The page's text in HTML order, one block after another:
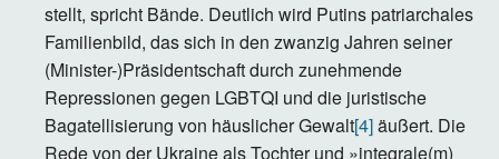
stellt, spricht Bände. Deutlich wird Putins patriarchales
Familienbild, das sich in den zwanzig Jahren seiner
(Minister-)Präsidentschaft durch zunehmende
Repressionen gegen LGBTQI und die juristische
Bagatellisierung von häuslicher Gewalt[4]äußert. Die
Rede von der Ukraine als Tochter und »integrale(m)